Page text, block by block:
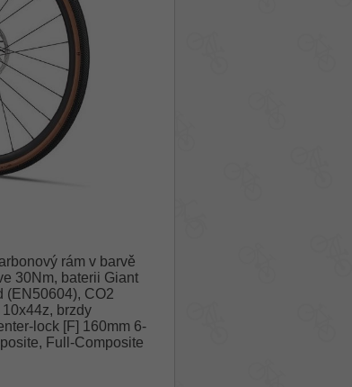
rám v barvě
30Nm, baterii Giant
(EN50604), CO2
brzdy
lock [F] 160mm 6-
Full-Composite